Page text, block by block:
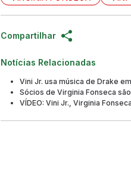
Compartilhar
Notícias Relacionadas
Vini Jr. usa música de Drake
Sócios de Virginia Fonseca
VÍDEO: Vini Jr., Virginia